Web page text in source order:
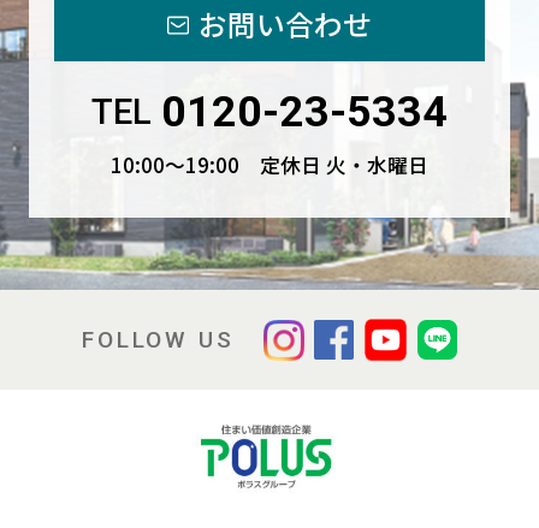
お問い合わせ
TEL 0120-23-5334
10:00〜19:00 定休日 火・水曜日
FOLLOW US